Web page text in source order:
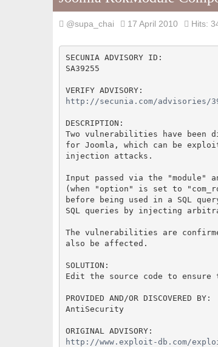
@supa_chai 17 April 2010
Hits:
SECUNIA ADVISORY ID:
SA39255
VERIFY ADVISORY:
http://secunia.com/advisories/
DESCRIPTION:
Two vulnerabilities have been
for Joomla, which can be
injection attacks.
Input passed via the "module"
(when "option" is set to
before being used in a SQL
SQL queries by injecting
The vulnerabilities are
also be affected.
SOLUTION:
Edit the source code to
PROVIDED AND/OR DISCOVERED BY:
AntiSecurity
ORIGINAL ADVISORY:
http://www.exploit-db.com/